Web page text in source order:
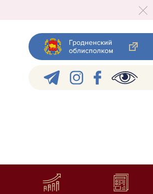
Гродненский
облисполком